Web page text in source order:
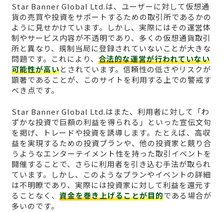
Star Banner Global Ltd.は、ユーザーに対して仮想通
貨の売買や投資をサポートするための取引所であるかの
ように見せかけています。しかし、実際にはその運営体
制やサービス内容が不透明であり、多くの仮想通貨取引
所と異なり、規制当局に登録されていないことが大きな
問題です。これにより、 合法的な運営が行われていない
可能性が高いとされています。信頼性の低さやリスクが
顕著であることが、このサイトを利用する上での警戒す
べき点です。
Star Banner Global Ltd.はまた、利用者に対して「わ
ずかな投資で巨額の利益を得られる」といった宣伝文句
を掲げ、トレードや投資を誘導します。たとえば、高収
益を実現するための投資プランや、他の投資家と競り合
うようなエンターテイメント性を持った取引イベントを
開催することで、さらに利用者を引き込む手法が取られ
ています。しかし、このようなプランやイベントの詳細
は不明瞭であり、実際には投資家に対して利益を還元す
ることなく、 資金を巻き上げることが目的である場合が
多いのです。